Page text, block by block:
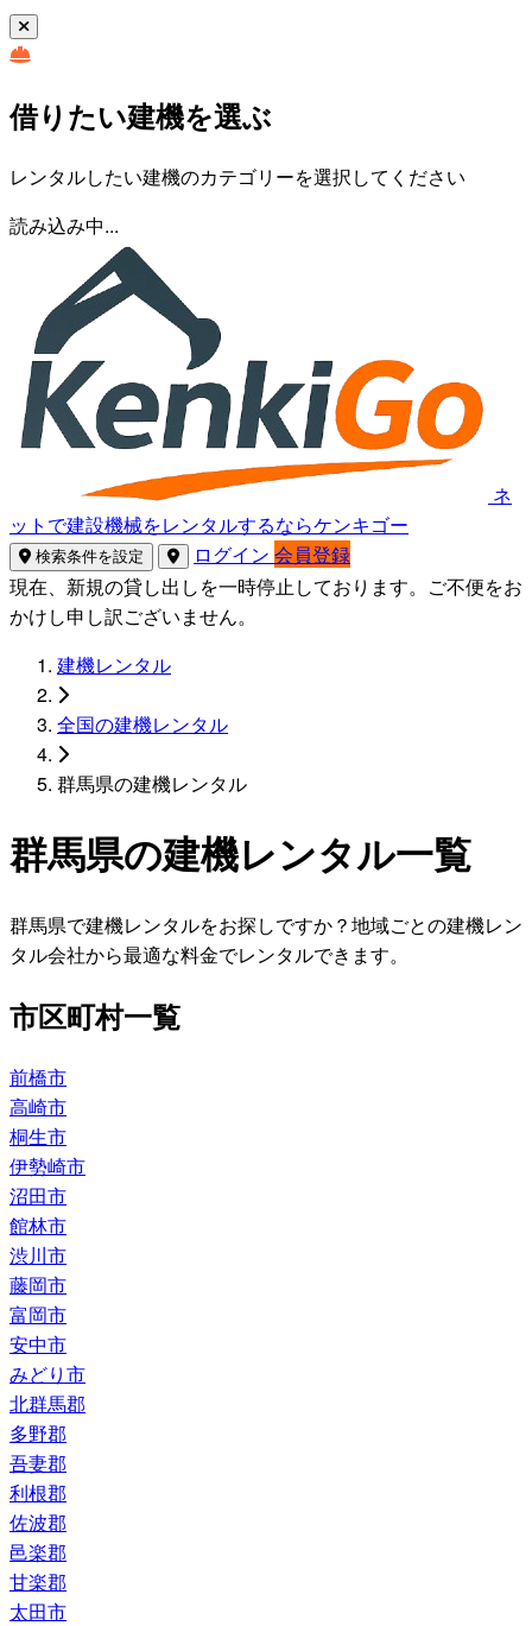
借りたい建機を選ぶ
レンタルしたい建機のカテゴリーを選択してください
読み込み中...
ネ
ットで建設機械をレンタルするならケンキゴー
検索条件を設定 ログイン 会員登録
現在、新規の貸し出しを一時停止しております。ご不便をお
かけし申し訳ございません。
建機レンタル
全国の建機レンタル
群馬県の建機レンタル
群馬県の建機レンタル一覧
群馬県で建機レンタルをお探しですか？地域ごとの建機レン
タル会社から最適な料金でレンタルできます。
市区町村一覧
前橋市
高崎市
桐生市
伊勢崎市
沼田市
館林市
渋川市
藤岡市
富岡市
安中市
みどり市
北群馬郡
多野郡
吾妻郡
利根郡
佐波郡
邑楽郡
甘楽郡
太田市